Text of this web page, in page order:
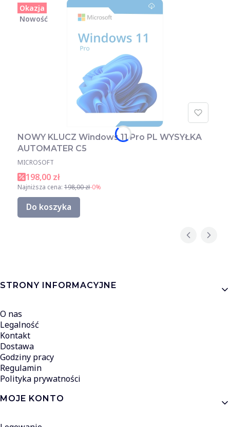
Okazja
Nowość
NOWY KLUCZ Windows 11 Pro PL WYSYŁKA
AUTOMATER C5
MICROSOFT
198,00 zł
Najniższa cena: 198,00 zł-0%
Do koszyka
Linki w stopce
STRONY INFORMACYJNE
O nas
Legalność
Kontakt
Dostawa
Godziny pracy
Regulamin
Polityka prywatności
MOJE KONTO